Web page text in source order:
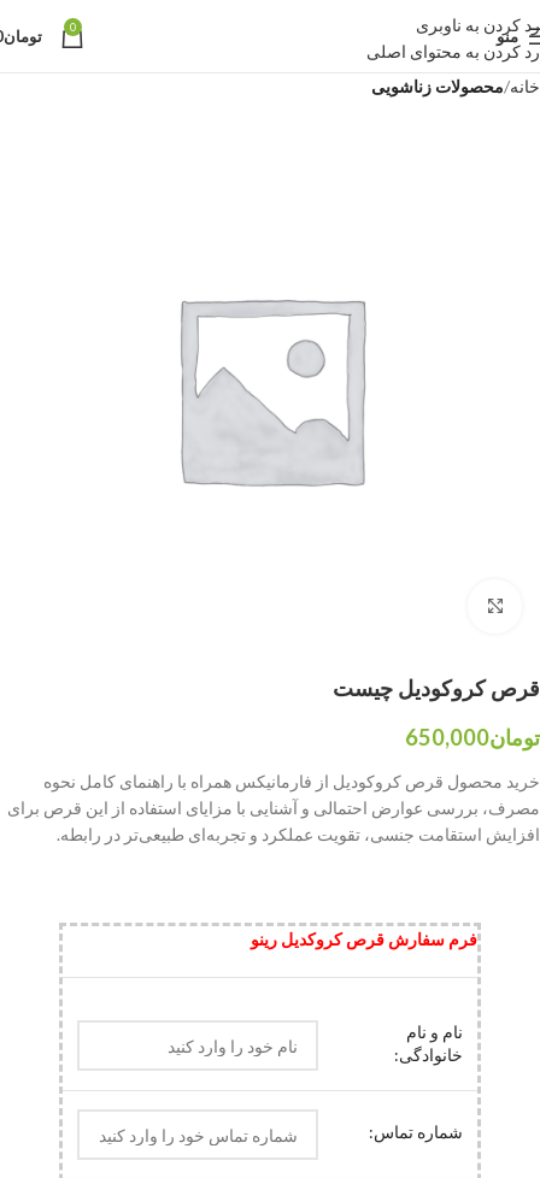
رد کردن به ناوبری
رد کردن به محتوای اصلی
منو 0 تومان
خانه محصولات زناشویی
قرص کروکودیل چیست
تومان650,000
خرید محصول قرص کروکودیل از فارمانیکس همراه با راهنمای کامل نحوه
مصرف، بررسی عوارض احتمالی و آشنایی با مزایای استفاده از این قرص برای
افزایش استقامت جنسی، تقویت عملکرد و تجربه‌ای طبیعی‌تر در رابطه.
فرم سفارش قرص کروکدیل رینو
نام و نام
خانوادگی:
شماره تماس: